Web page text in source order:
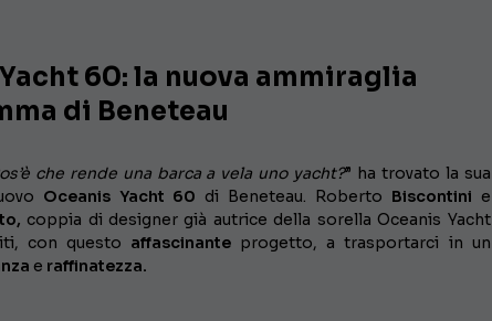
60: la nuova ammiraglia
di Beneteau
che rende una barca a vela uno yacht?” ha trovato la sua
Oceanis Yacht 60 di Beneteau. Roberto Biscontini e
coppia di designer già autrice della sorella Oceanis Yacht
con questo affascinanteprogetto, a trasportarci in un
e raffinatezza.